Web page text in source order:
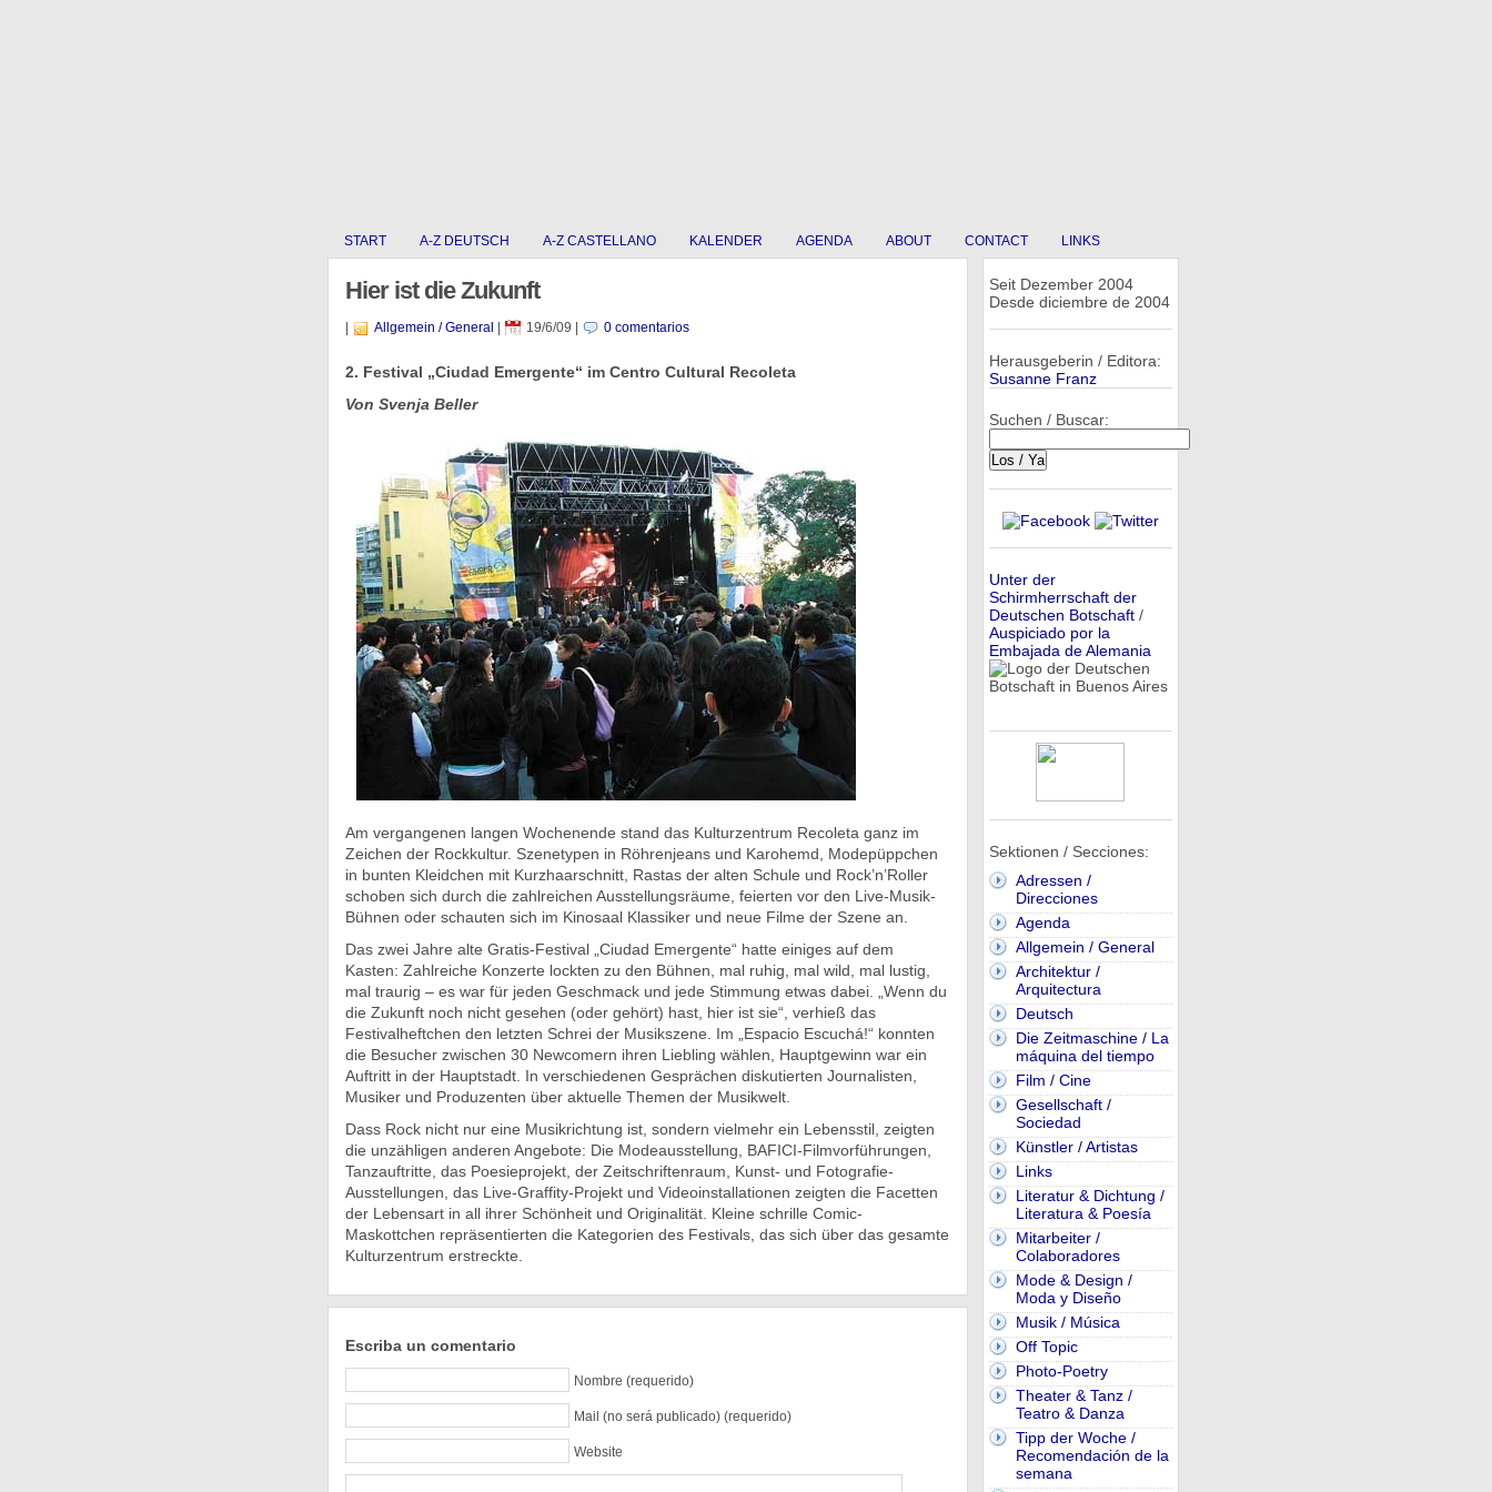
START A-Z DEUTSCH A-Z CASTELLANO KALENDER AGENDA ABOUT CONTACT LINKS
Hier ist die Zukunft
Allgemein / General 19/6/09 0 comentarios
2. Festival „Ciudad Emergente“ im Centro Cultural Recoleta
Von Svenja Beller
Am vergangenen langen Wochenende stand das Kulturzentrum Recoleta ganz im
Zeichen der Rockkultur. Szenetypen in Röhrenjeans und Karohemd, Modepüppchen
in bunten Kleidchen mit Kurzhaarschnitt, Rastas der alten Schule und Rock’n’Roller
schoben sich durch die zahlreichen Ausstellungsräume, feierten vor den Live-Musik-
Bühnen oder schauten sich im Kinosaal Klassiker und neue Filme der Szene an.
Das zwei Jahre alte Gratis-Festival „Ciudad Emergente“ hatte einiges auf dem
Kasten: Zahlreiche Konzerte lockten zu den Bühnen, mal ruhig, mal wild, mal lustig,
mal traurig – es war für jeden Geschmack und jede Stimmung etwas dabei. „Wenn du
die Zukunft noch nicht gesehen (oder gehört) hast, hier ist sie“, verhieß das
Festivalheftchen den letzten Schrei der Musikszene. Im „Espacio Escuchá!“ konnten
die Besucher zwischen 30 Newcomern ihren Liebling wählen, Hauptgewinn war ein
Auftritt in der Hauptstadt. In verschiedenen Gesprächen diskutierten Journalisten,
Musiker und Produzenten über aktuelle Themen der Musikwelt.
Dass Rock nicht nur eine Musikrichtung ist, sondern vielmehr ein Lebensstil, zeigten
die unzähligen anderen Angebote: Die Modeausstellung, BAFICI-Filmvorführungen,
Tanzauftritte, das Poesieprojekt, der Zeitschriftenraum, Kunst- und Fotografie-
Ausstellungen, das Live-Graffity-Projekt und Videoinstallationen zeigten die Facetten
der Lebensart in all ihrer Schönheit und Originalität. Kleine schrille Comic-
Maskottchen repräsentierten die Kategorien des Festivals, das sich über das gesamte
Kulturzentrum erstreckte.
Escriba un comentario
Nombre (requerido)
Mail (no será publicado) (requerido)
Website
Seit Dezember 2004
Desde diciembre de 2004
Herausgeberin / Editora:
Susanne Franz
Suchen / Buscar:
Unter der
Schirmherrschaft der
Deutschen Botschaft/
Auspiciado por la
Embajada de Alemania
Sektionen / Secciones:
Adressen /
Direcciones
Agenda
Allgemein / General
Architektur /
Arquitectura
Deutsch
Die Zeitmaschine / La
máquina del tiempo
Film / Cine
Gesellschaft /
Sociedad
Künstler / Artistas
Links
Literatur & Dichtung /
Literatura & Poesía
Mitarbeiter /
Colaboradores
Mode & Design /
Moda y Diseño
Musik / Música
Off Topic
Photo-Poetry
Theater & Tanz /
Teatro & Danza
Tipp der Woche /
Recomendación de la
semana